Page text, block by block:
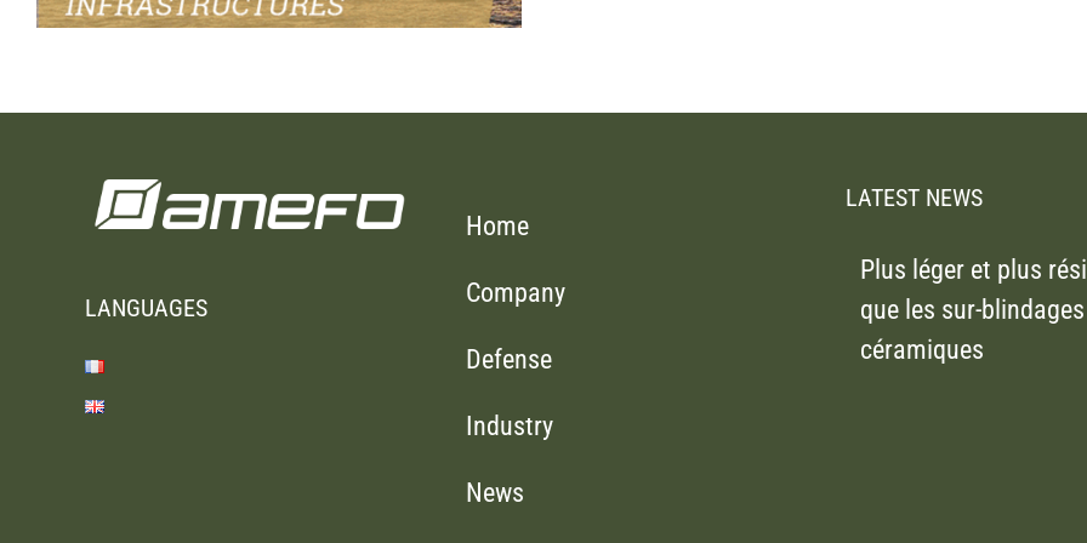
LANGUAGES
Home
Company
Defense
Industry
News
LATEST NEWS
Plus léger et plus
que les sur-blindages
céramiques